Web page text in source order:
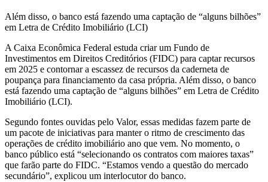
Além disso, o banco está fazendo uma captação de “alguns bilhões”
em Letra de Crédito Imobiliário (LCI)
A Caixa Econômica Federal estuda criar um Fundo de
Investimentos em Direitos Creditórios (FIDC) para captar recursos
em 2025 e contornar a escassez de recursos da caderneta de
poupança para financiamento da casa própria. Além disso, o banco
está fazendo uma captação de “alguns bilhões” em Letra de Crédito
Imobiliário (LCI).
Segundo fontes ouvidas pelo Valor, essas medidas fazem parte de
um pacote de iniciativas para manter o ritmo de crescimento das
operações de crédito imobiliário ano que vem. No momento, o
banco público está “selecionando os contratos com maiores taxas”
que farão parte do FIDC. “Estamos vendo a questão do mercado
secundário”, explicou um interlocutor do banco.